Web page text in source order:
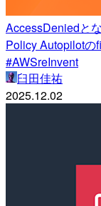
AccessDeniedと
Policy Autopilotの
#AWSreInvent
臼田佳祐
2025.12.02